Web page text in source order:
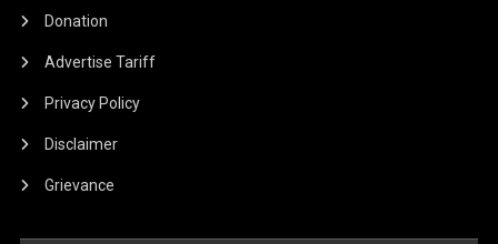
Donation
Advertise Tariff
Privacy Policy
Disclaimer
Grievance